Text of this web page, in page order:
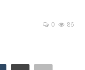
0 86